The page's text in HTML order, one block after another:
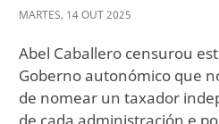
MARTES, 14OUT2025
Abel Caballero censurou
Goberno autonómico que
de nomear un taxador
de cada administración e